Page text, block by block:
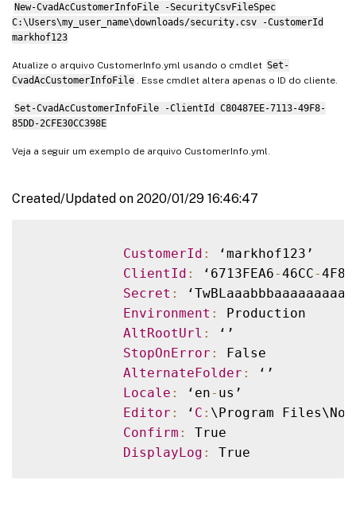
New-CvadAcCustomerInfoFile -SecurityCsvFileSpec
C:\Users\my_user_name\downloads/security.csv -CustomerId
markhof123
Atualize o arquivo CustomerInfo.yml usando o cmdlet Set-
CvadAcCustomerInfoFile . Esse cmdlet altera apenas o ID do cliente.
Set-CvadAcCustomerInfoFile -ClientId C80487EE-7113-49F8-
85DD-2CFE30CC398E
Veja a seguir um exemplo de arquivo CustomerInfo.yml.
Created/Updated on 2020/01/29 16:46:47
CustomerId :
‘markhof123’
ClientId : ‘6713FEA6-46CC-4F8A
Secret :
Environment :
Production
AltRootUrl :
‘’
StopOnError :
False
AlternateFolder :
‘’
Locale : ‘en- us’
Editor : ‘ C : \Program
Confirm :
True
DisplayLog :